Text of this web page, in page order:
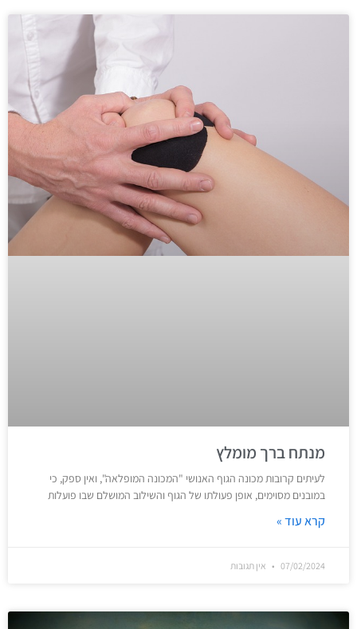
מנתח ברך מומלץ
לעיתים קרובות מכונה הגוף האנושי "המכונה המופלאה", ואין ספק, כי
במובנים מסוימים, אופן פעולתו של הגוף והשילוב המושלם שבו פועלות
קרא עוד »
07/02/2024 אין תגובות